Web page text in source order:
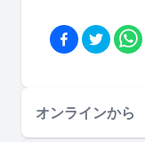
オンラインから